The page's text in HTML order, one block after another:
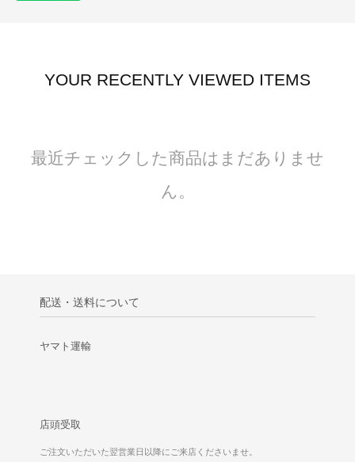
YOUR RECENTLY VIEWED ITEMS
最近チェックした商品はまだありませ
ん。
配送・送料について
ヤマト運輸
店頭受取
ご注文いただいた翌営業日以降にご来店くださいませ。